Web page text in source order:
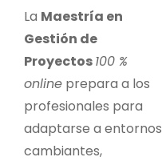
La Maestría en
Gestión de
Proyectos100 %
online prepara a los
profesionales para
adaptarse a entornos
cambiantes,